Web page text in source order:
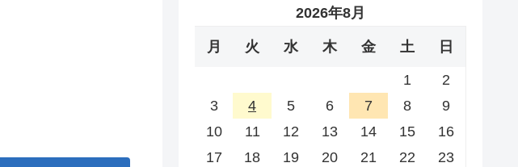
2026年8月
月 火 水 木 金 土 日
1
2
3
4 5 6 7 8
9
10
11 12 13 14 15
16
17
18 19 20 21 22
23